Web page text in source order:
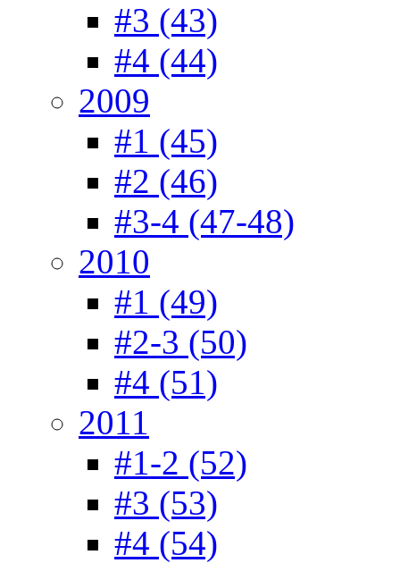
#3 (43)
#4 (44)
2009
#1 (45)
#2 (46)
#3-4 (47-48)
2010
#1 (49)
#2-3 (50)
#4 (51)
2011
#1-2 (52)
#3 (53)
#4 (54)